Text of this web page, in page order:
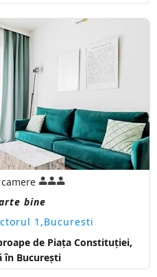
bine
1,Bucuresti
de Piața Constituției,
în București